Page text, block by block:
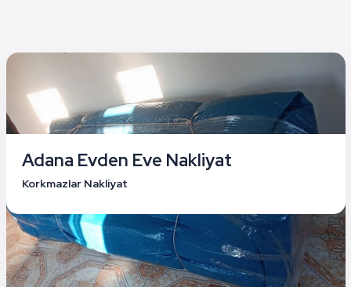
Adana Evden Eve Nakliyat
Korkmazlar Nakliyat